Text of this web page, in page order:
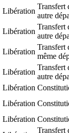
Libération
Transfert
autre
Libération
Transfert
autre
Libération
Transfert
même
Libération
Transfert
autre
Libération
Libération
Libération
Transfert